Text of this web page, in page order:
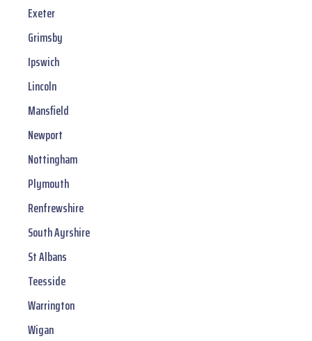
Exeter
Grimsby
Ipswich
Lincoln
Mansfield
Newport
Nottingham
Plymouth
Renfrewshire
South Ayrshire
St Albans
Teesside
Warrington
Wigan